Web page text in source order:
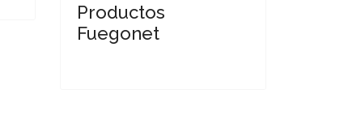
Productos
Fuegonet